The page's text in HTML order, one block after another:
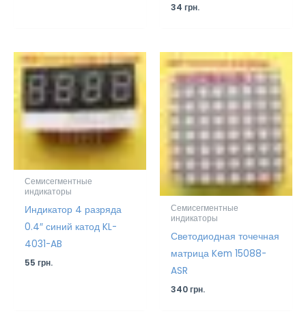
34грн.
Семисегментные
индикаторы
Индикатор 4 разряда
0.4″ синий катод KL-
4031-AB
55грн.
Семисегментные
индикаторы
Светодиодная точечная
матрица Kem 15088-
ASR
340грн.